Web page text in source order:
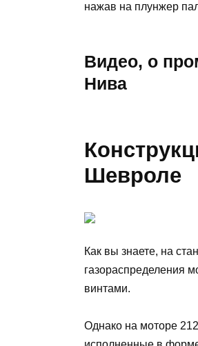
нажав на плунжер
Видео, о
Нива
Шевроле
Как вы знаете, на
газораспределения
винтами.
Однако на моторе